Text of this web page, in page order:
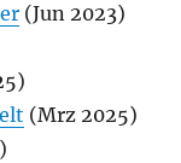
(Jun 2023)
(Mrz 2025)